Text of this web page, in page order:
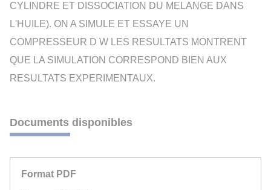
CYLINDRE ET DISSOCIATION DU MELANGE DANS
L'HUILE). ON A SIMULE ET ESSAYE UN
COMPRESSEUR D W LES RESULTATS MONTRENT
QUE LA SIMULATION CORRESPOND BIEN AUX
RESULTATS EXPERIMENTAUX.
Documents disponibles
Format PDF